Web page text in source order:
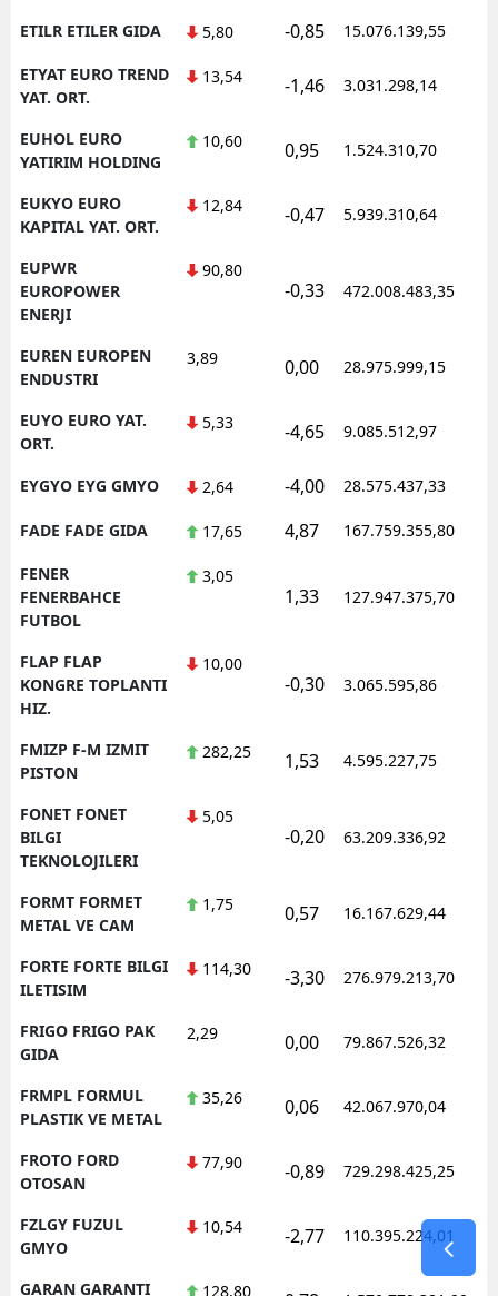
ETILR ETILER GIDA 5,80 -0,85 15.076.139,55
ETYAT EURO TREND
YAT. ORT.
13,54 -1,46 3.031.298,14
EUHOL EURO
YATIRIM HOLDING
10,60 0,95 1.524.310,70
EUKYO EURO
KAPITAL YAT. ORT.
12,84 -0,47 5.939.310,64
EUPWR
EUROPOWER
ENERJI
90,80
-0,33 472.008.483,35
EUREN EUROPEN
ENDUSTRI
3,89 0,00 28.975.999,15
EUYO EURO YAT.
ORT.
5,33 -4,65 9.085.512,97
EYGYO EYG GMYO 2,64 -4,00 28.575.437,33
FADE FADE GIDA 17,65 4,87 167.759.355,80
FENER
FENERBAHCE
FUTBOL
3,05
1,33 127.947.375,70
FLAP FLAP
KONGRE TOPLANTI
HIZ.
10,00
-0,30 3.065.595,86
FMIZP F-M IZMIT
PISTON
282,25 1,53 4.595.227,75
FONET FONET
BILGI
TEKNOLOJILERI
5,05
-0,20 63.209.336,92
FORMT FORMET
METAL VE CAM
1,75 0,57 16.167.629,44
FORTE FORTE BILGI
ILETISIM
114,30 -3,30 276.979.213,70
FRIGO FRIGO PAK
GIDA
2,29 0,00 79.867.526,32
FRMPL FORMUL
PLASTIK VE METAL
35,26 0,06 42.067.970,04
FROTO FORD
OTOSAN
77,90 -0,89 729.298.425,25
FZLGY FUZUL
GMYO
10,54 -2,77 110.395.224,01
GARAN GARANTI 128,80